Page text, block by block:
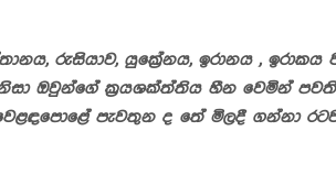
රුසියාව, යුක්‍රේනය, ඉරානය , ඉරාකය
ඔවුන්ගේ ක්‍රයශක්ත්තිය හීන වෙමින්
පැවතුන ද තේ මිලදී ගන්නා